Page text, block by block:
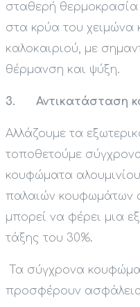
σταθερή θερμοκρασία
στα κρύα του χειμώνα
καλοκαιριού, με
θέρμανση και ψύξη.
3. Αντικατάσταση
Αλλάζουμε τα
τοποθετούμε
κουφώματα
παλαιών κουφωμάτων
μπορεί να φέρει μια
τάξης του 30%.
Τα σύγχρονα
προσφέρουν